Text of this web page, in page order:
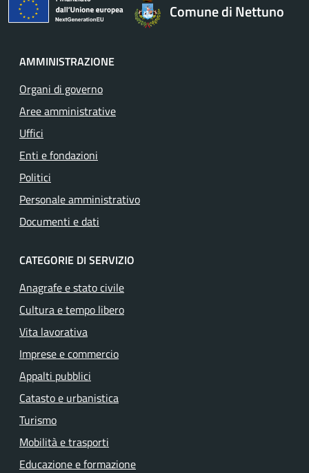
Comune di Nettuno
AMMINISTRAZIONE
Organi di governo
Aree amministrative
Uffici
Enti e fondazioni
Politici
Personale amministrativo
Documenti e dati
CATEGORIE DI SERVIZIO
Anagrafe e stato civile
Cultura e tempo libero
Vita lavorativa
Imprese e commercio
Appalti pubblici
Catasto e urbanistica
Turismo
Mobilità e trasporti
Educazione e formazione